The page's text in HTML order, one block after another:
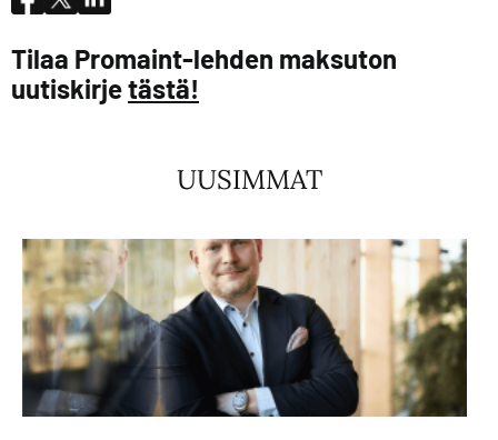
Tilaa Promaint-lehden maksuton
uutiskirjetästä!
UUSIMMAT